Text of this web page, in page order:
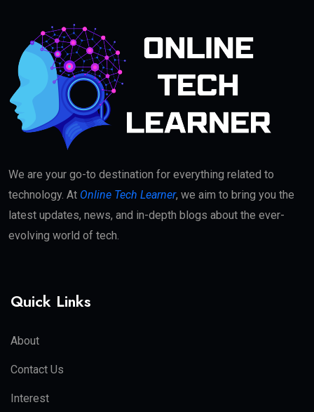
We are your go-to destination for everything related to
technology. At Online Tech Learner, we aim to bring you the
latest updates, news, and in-depth blogs about the ever-
evolving world of tech.
Quick Links
About
Contact Us
Interest